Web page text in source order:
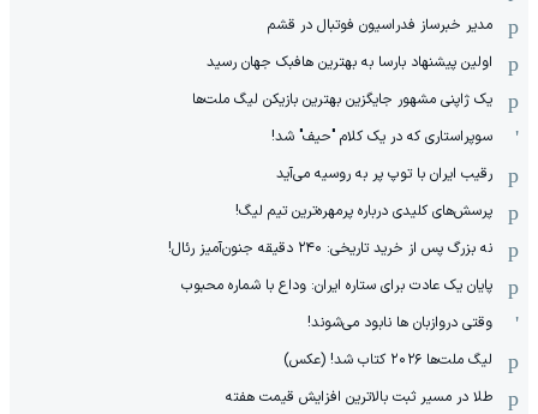
مدیر خبرساز فدراسیون فوتبال در قشم
اولین پیشنهاد بارسا به بهترین هافبک جهان رسید
یک ژاپنی مشهور جایگزین بهترین بازیکن لیگ ملت‌ها
سوپراستاری که در یک کلام "حیف" شد!
رقیب ایران با توپ پر به روسیه می‌آید
پرسش‌های کلیدی درباره پرمهره‌ترین تیم لیگ!
نه بزرگ پس از خرید تاریخی: ۲۴۰ دقیقه جنون‌آمیز رئال!
پایان یک عادت برای ستاره ایران: وداع با شماره محبوب
وقتی دروازبان ها نابود می‌شوند!
لیگ ملت‌ها ٢٠٢۶ کتاب شد! (عکس)
طلا در مسیر ثبت بالاترین افزایش قیمت هفته